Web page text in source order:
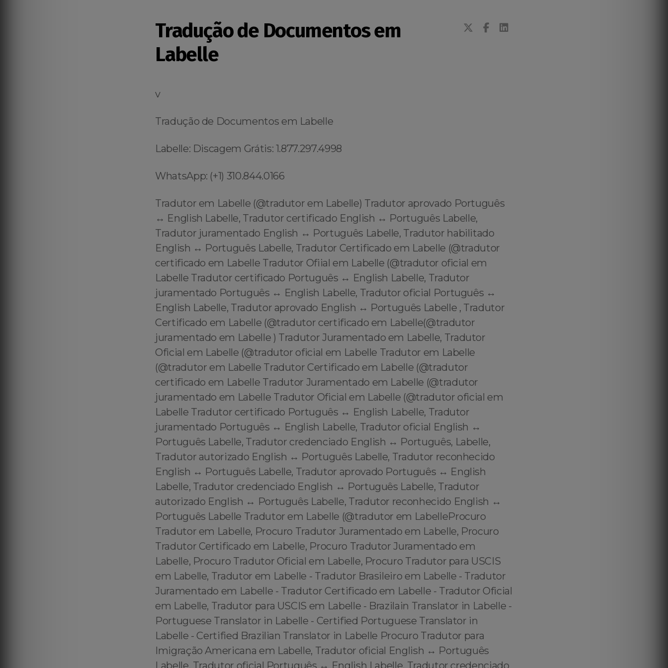
Tradução de Documentos em
Labelle
v
Tradução de Documentos em Labelle
Labelle: Discagem Grátis: 1.877.297.4998
WhatsApp: (+1) 310.844.0166
Tradutor em Labelle (@tradutor em Labelle) Tradutor aprovado Português
↔️ English Labelle, Tradutor certificado English ↔️ Português Labelle,
Tradutor juramentado English ↔️ Português Labelle, Tradutor habilitado
English ↔️ Português Labelle, Tradutor Certificado em Labelle (@tradutor
certificado em Labelle Tradutor Ofiial em Labelle (@tradutor oficial em
Labelle Tradutor certificado Português ↔️ English Labelle, Tradutor
juramentado Português ↔️ English Labelle, Tradutor oficial Português ↔️
English Labelle, Tradutor aprovado English ↔️ Português Labelle , Tradutor
Certificado em Labelle (@tradutor certificado em Labelle(@tradutor
juramentado em Labelle ) Tradutor Juramentado em Labelle, Tradutor
Oficial em Labelle (@tradutor oficial em Labelle Tradutor em Labelle
(@tradutor em Labelle Tradutor Certificado em Labelle (@tradutor
certificado em Labelle Tradutor Juramentado em Labelle (@tradutor
juramentado em Labelle Tradutor Oficial em Labelle (@tradutor oficial em
Labelle Tradutor certificado Português ↔️ English Labelle, Tradutor
juramentado Português ↔️ English Labelle, Tradutor oficial English ↔️
Português Labelle, Tradutor credenciado English ↔️ Português, Labelle,
Tradutor autorizado English ↔️ Português Labelle, Tradutor reconhecido
English ↔️ Português Labelle, Tradutor aprovado Português ↔️ English
Labelle, Tradutor credenciado English ↔️ Português Labelle, Tradutor
autorizado English ↔️ Português Labelle, Tradutor reconhecido English ↔️
Português Labelle Tradutor em Labelle (@tradutor em LabelleProcuro
Tradutor em Labelle, Procuro Tradutor Juramentado em Labelle, Procuro
Tradutor Certificado em Labelle, Procuro Tradutor Juramentado em
Labelle, Procuro Tradutor Oficial em Labelle, Procuro Tradutor para USCIS
em Labelle, Tradutor em Labelle - Tradutor Brasileiro em Labelle - Tradutor
Juramentado em Labelle - Tradutor Certificado em Labelle - Tradutor Oficial
em Labelle, Tradutor para USCIS em Labelle - Brazilain Translator in Labelle -
Portuguese Translator in Labelle - Certified Portuguese Translator in
Labelle - Certified Brazilian Translator in Labelle Procuro Tradutor para
Imigração Americana em Labelle, Tradutor oficial English ↔️ Português
Labelle, Tradutor oficial Português ↔️ English Labelle, Tradutor credenciado